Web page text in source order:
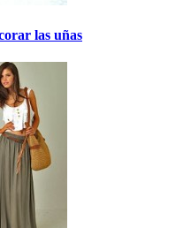
las uñas